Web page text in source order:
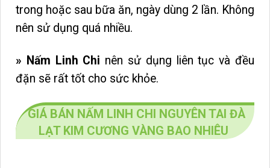
trong hoặc sau bữa ăn, ngày dùng 2 lần. Không
nên sử dụng quá nhiều.
» Nấm Linh Chi nên sử dụng liên tục và đều
đặn sẽ rất tốt cho sức khỏe.
GIÁ BÁN NẤM LINH CHI NGUYÊN TAI ĐÀ
LẠT KIM CƯƠNG VÀNG BAO NHIÊU